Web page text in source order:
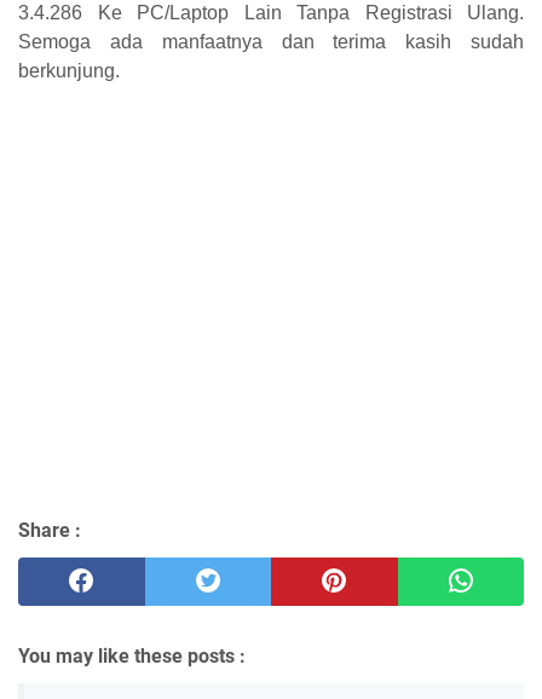
3.4.286 Ke PC/Laptop Lain Tanpa Registrasi Ulang.
Semoga ada manfaatnya dan terima kasih sudah
berkunjung.
Share :
You may like these posts :